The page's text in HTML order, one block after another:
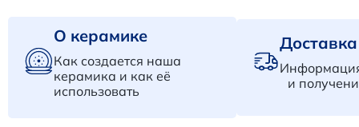
О керамике
Как создается наша
керамика и как её
использовать
и